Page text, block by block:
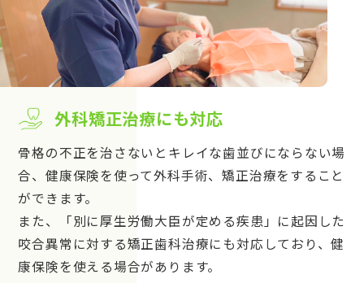
外科矯正治療にも対応
骨格の不正を治さないとキレイな歯並びにならない場
合、健康保険を使って外科手術、矯正治療をすること
ができます。
また、「別に厚生労働大臣が定める疾患」に起因した
咬合異常に対する矯正歯科治療にも対応しており、健
康保険を使える場合があります。